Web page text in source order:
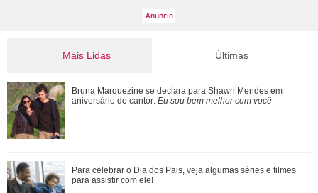
Mais Lidas
Morre pai de Lionel Messi aos 68 anos de idade
Ana Castela responde recado de Zé Felipe em show: Um
goiano me mandou um abraço ontem
Últimas
Bruna Marquezine se declara para Shawn Mendes em
aniversário do cantor: Eu sou bem melhor com você
Para celebrar o Dia dos Pais, veja algumas séries e filmes
para assistir com ele!